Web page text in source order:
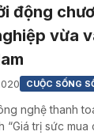
động
vừa
CUỘC SỐNG
nghệ thanh
“Giá trị sức